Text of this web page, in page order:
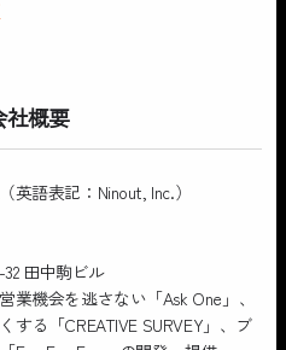
社概要
語表記：Ninout, Inc.）
田中駒ビル
機会を逃さない「Ask One」、
る「CREATIVE SURVEY」、ブ